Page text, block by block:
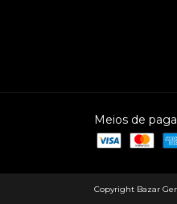
Meios de
Copyright Bazar